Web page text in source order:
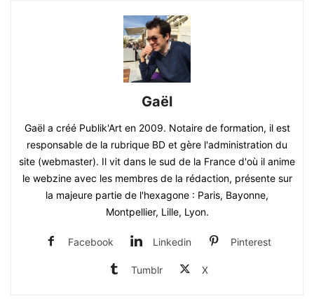
Gaël
Gaël a créé Publik'Art en 2009. Notaire de formation, il est
responsable de la rubrique BD et gère l'administration du
site (webmaster). Il vit dans le sud de la France d'où il anime
le webzine avec les membres de la rédaction, présente sur
la majeure partie de l'hexagone : Paris, Bayonne,
Montpellier, Lille, Lyon.
Facebook Linkedin Pinterest
Tumblr X